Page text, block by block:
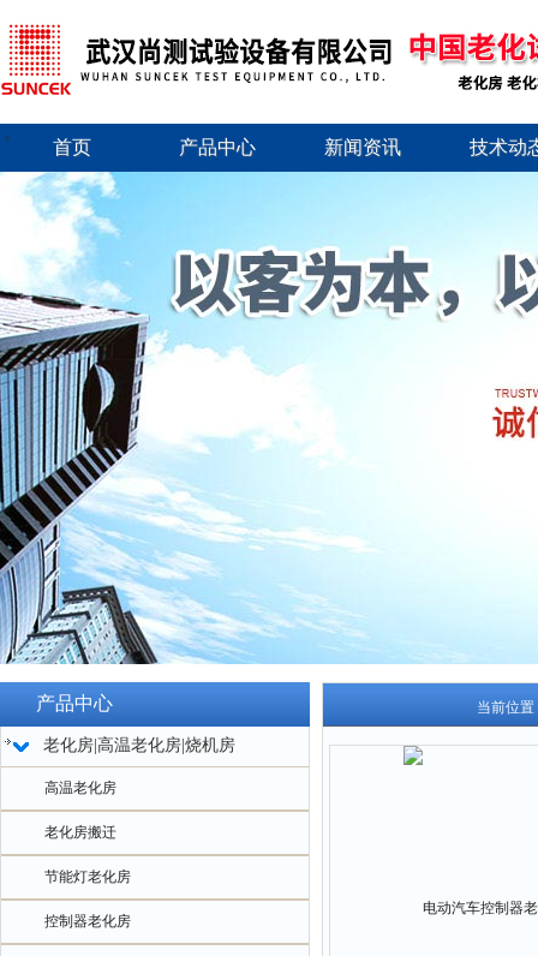
首页 产品中心 新闻资讯 技术动
产品中心
老化房|高温老化房|烧机房
高温老化房
老化房搬迁
节能灯老化房
控制器老化房
当前位置